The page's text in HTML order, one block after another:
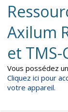
Axilum
et
Vous possédez
Cliquez ici pour
votre appareil.